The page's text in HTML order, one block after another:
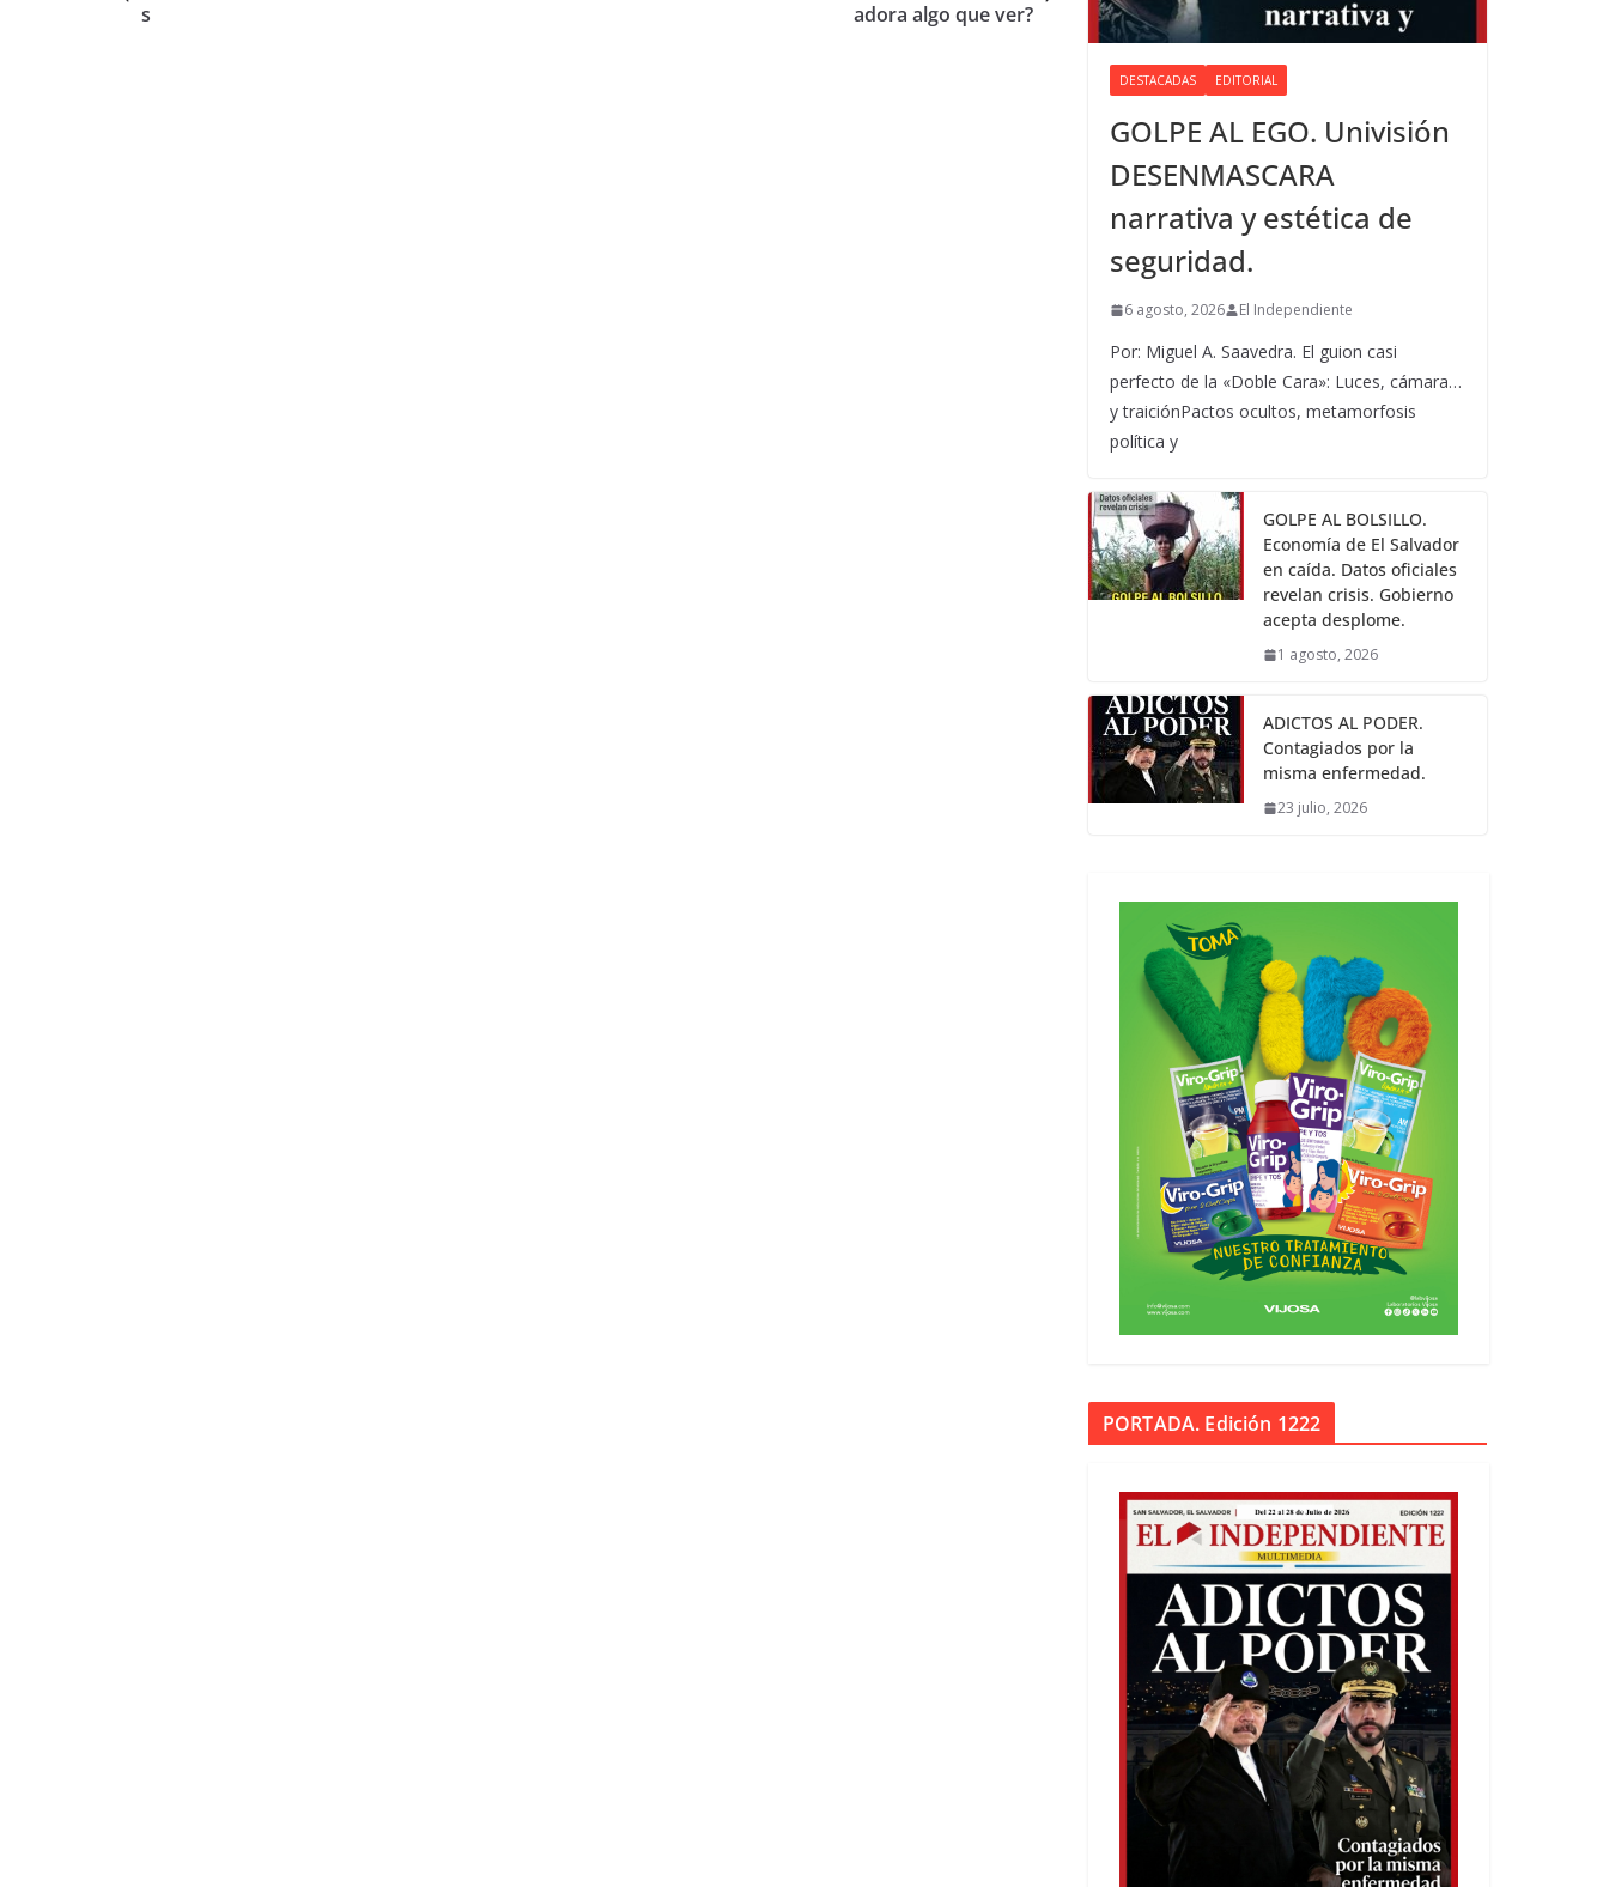
s
adora algo que ver?
DESTACADAS EDITORIAL
GOLPE AL EGO. Univisión
DESENMASCARA
narrativa y estética de
seguridad.
6 agosto, 2026 El Independiente
Por: Miguel A. Saavedra. El guion casi
perfecto de la «Doble Cara»: Luces, cámara…
y traiciónPactos ocultos, metamorfosis
política y
GOLPE AL BOLSILLO.
Economía de El Salvador
en caída. Datos oficiales
revelan crisis. Gobierno
acepta desplome.
1 agosto, 2026
ADICTOS AL PODER.
Contagiados por la
misma enfermedad.
23 julio, 2026
PORTADA. Edición 1222